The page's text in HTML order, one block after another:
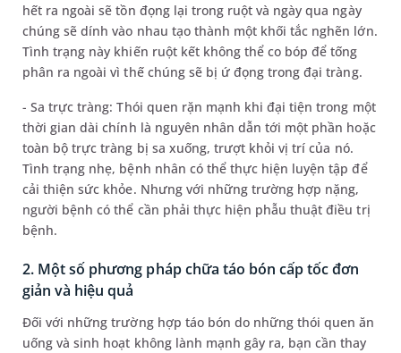
hết ra ngoài sẽ tồn đọng lại trong ruột và ngày qua ngày
chúng sẽ dính vào nhau tạo thành một khối tắc nghẽn lớn.
Tình trạng này khiến ruột kết không thể co bóp để tống
phân ra ngoài vì thế chúng sẽ bị ứ đọng trong đại tràng.
- Sa trực tràng: Thói quen rặn mạnh khi đại tiện trong một
thời gian dài chính là nguyên nhân dẫn tới một phần hoặc
toàn bộ trực tràng bị sa xuống, trượt khỏi vị trí của nó.
Tình trạng nhẹ, bệnh nhân có thể thực hiện luyện tập để
cải thiện sức khỏe. Nhưng với những trường hợp nặng,
người bệnh có thể cần phải thực hiện phẫu thuật điều trị
bệnh.
2. Một số phương pháp chữa táo bón cấp tốc đơn
giản và hiệu quả
Đối với những trường hợp táo bón do những thói quen ăn
uống và sinh hoạt không lành mạnh gây ra, bạn cần thay